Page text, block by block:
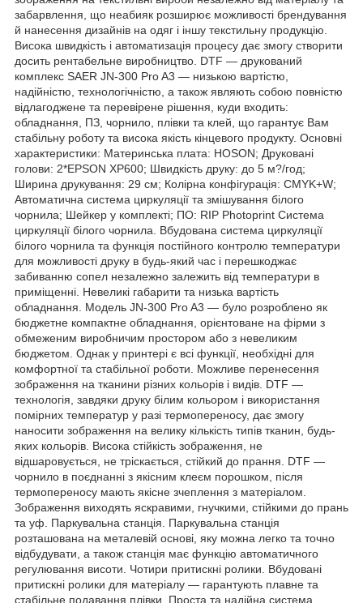
забарвлення, що неабияк розширює можливості брендування
й нанесення дизайнів на одяг і іншу текстильну продукцію.
Висока швидкість і автоматизація процесу дає змогу створити
досить рентабельне виробництво. DTF — друкований
комплекс SAER JN-300 Pro A3 — низькою вартістю,
надійністю, технологічністю, а також являють собою повністю
відлагоджене та перевірене рішення, куди входить:
обладнання, ПЗ, чорнило, плівки та клей, що гарантує Вам
стабільну роботу та висока якість кінцевого продукту. Основні
характеристики: Материнська плата: HOSON; Друковані
голови: 2*EPSON XP600; Швидкість друку: до 5 м?/год;
Ширина друкування: 29 см; Колірна конфігурація: CMYK+W;
Автоматична система циркуляції та змішування білого
чорнила; Шейкер у комплекті; ПО: RIP Photoprint Система
циркуляції білого чорнила. Вбудована система циркуляції
білого чорнила та функція постійного контролю температури
для можливості друку в будь-який час і перешкоджає
забиванню сопел незалежно залежить від температури в
приміщенні. Невеликі габарити та низька вартість
обладнання. Модель JN-300 Pro A3 — було розроблено як
бюджетне компактне обладнання, орієнтоване на фірми з
обмеженим виробничим простором або з невеликим
бюджетом. Однак у принтері є всі функції, необхідні для
комфортної та стабільної роботи. Можливе перенесення
зображення на тканини різних кольорів і видів. DTF —
технологія, завдяки друку білим кольором і використання
помірних температур у разі термопереносу, дає змогу
наносити зображення на велику кількість типів тканин, будь-
яких кольорів. Висока стійкість зображення, не
відшаровується, не тріскається, стійкий до прання. DTF —
чорнило в поєднанні з якісним клеєм порошком, після
термопереносу мають якісне зчеплення з матеріалом.
Зображення виходять яскравими, гнучкими, стійкими до прань
та уф. Паркувальна станція. Паркувальна станція
розташована на металевій основі, яку можна легко та точно
відбудувати, а також станція має функцію автоматичного
регулювання висоти. Чотири притискні ролики. Вбудовані
притискні ролики для матеріалу — гарантують плавне та
стабільне подавання плівки. Проста та надійна система